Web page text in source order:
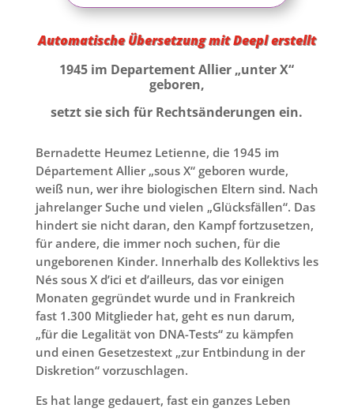
Automatische Übersetzung mit Deepl erstellt
1945 im Departement Allier „unter X“
geboren,
setzt sie sich für Rechtsänderungen ein.
Bernadette Heumez Letienne, die 1945 im
Département Allier „sous X“ geboren wurde,
weiß nun, wer ihre biologischen Eltern sind. Nach
jahrelanger Suche und vielen „Glücksfällen“. Das
hindert sie nicht daran, den Kampf fortzusetzen,
für andere, die immer noch suchen, für die
ungeborenen Kinder. Innerhalb des Kollektivs les
Nés sous X d’ici et d’ailleurs, das vor einigen
Monaten gegründet wurde und in Frankreich
fast 1.300 Mitglieder hat, geht es nun darum,
„für die Legalität von DNA-Tests“ zu kämpfen
und einen Gesetzestext „zur Entbindung in der
Diskretion“ vorzuschlagen.
Es hat lange gedauert, fast ein ganzes Leben